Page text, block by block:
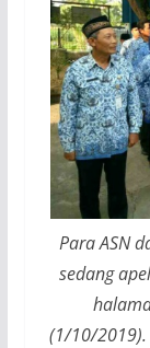
Para ASN
sedang
(1/10/2019).